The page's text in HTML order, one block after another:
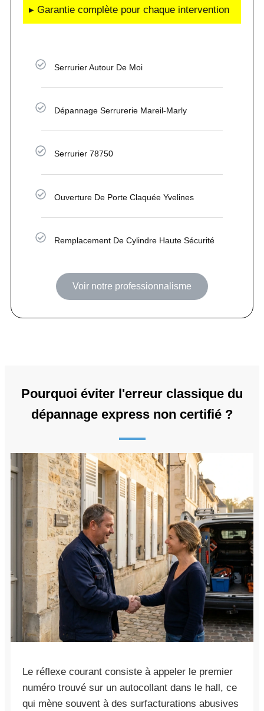
▸ Garantie complète pour chaque intervention
Serrurier Autour De Moi
Dépannage Serrurerie Mareil-Marly
Serrurier 78750
Ouverture De Porte Claquée Yvelines
Remplacement De Cylindre Haute Sécurité
Voir notre professionnalisme
Pourquoi éviter l'erreur classique du
dépannage express non certifié ?
Le réflexe courant consiste à appeler le premier
numéro trouvé sur un autocollant dans le hall, ce
qui mène souvent à des surfacturations abusives